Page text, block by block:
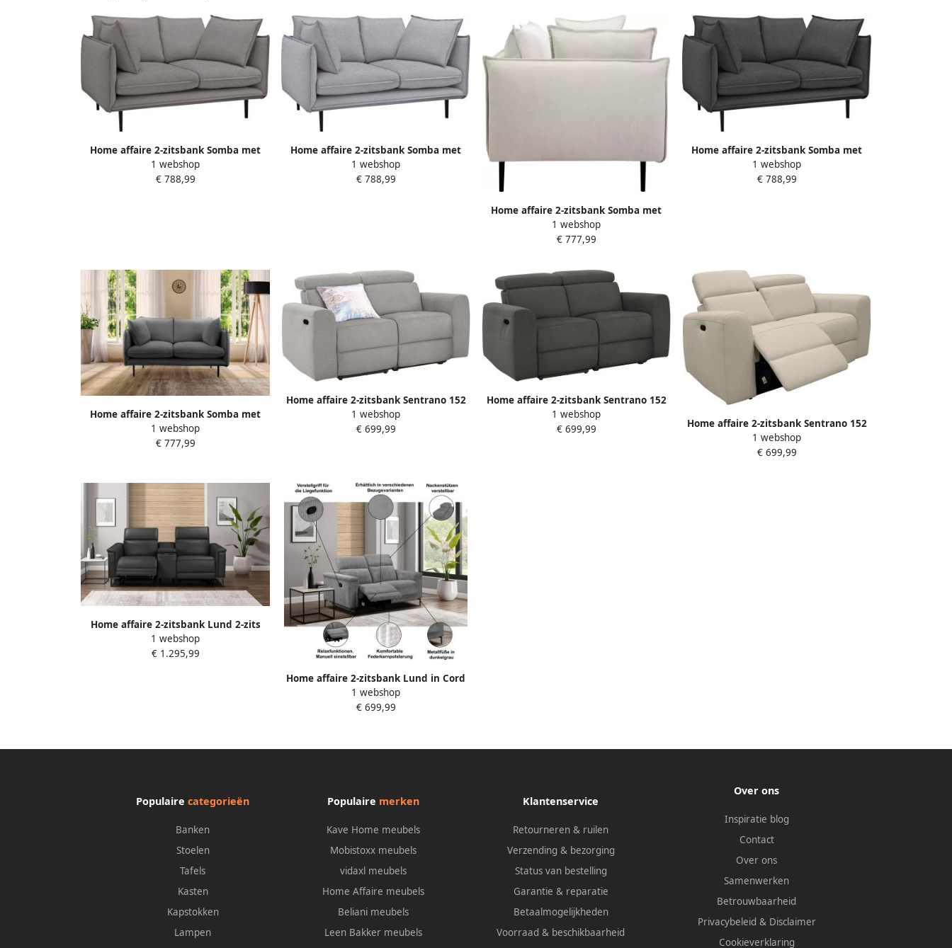
Home affaire 2-zitsbank Somba met
dikke opstaande naad en elegante
look
1 webshop
€ 788,99
Home affaire 2-zitsbank Somba met
dikke opstaande naad en elegante
look
1 webshop
€ 788,99
Home affaire 2-zitsbank Somba met
dikke opstaande naad en elegante
look
1 webshop
€ 777,99
Home affaire 2-zitsbank Somba met
dikke opstaande naad en elegante
look
1 webshop
€ 788,99
Home affaire 2-zitsbank Somba met
dikke opstaande naad en elegante
look
1 webshop
€ 777,99
Home affaire 2-zitsbank Sentrano 152
cm man. of electr. relaxfunctie en usb
kopverstelling
1 webshop
€ 699,99
Home affaire 2-zitsbank Sentrano 152
cm man. of electr. relaxfunctie en usb
kopverstelling
1 webshop
€ 699,99
Home affaire 2-zitsbank Sentrano 152
cm man. of electr. relaxfunctie en usb
kopverstelling
1 webshop
€ 699,99
Home affaire 2-zitsbank Lund 2-zits
bioscoopbank tv-fauteuil multimedia-
sofa USB-A met elektrische of
1 webshop
€ 1.295,99
Home affaire 2-zitsbank Lund in Cord
met handmatige of elektrische
Relaxfunctie USB-C hoofdverstelling
1 webshop
€ 699,99
Populairecategorieën
Banken
Stoelen
Tafels
Kasten
Kapstokken
Lampen
Populaire merken
Kave Home meubels
Mobistoxx meubels
vidaxl meubels
Home Affaire meubels
Beliani meubels
Leen Bakker meubels
Klantenservice
Retourneren & ruilen
Verzending & bezorging
Status van bestelling
Garantie & reparatie
Betaalmogelijkheden
Voorraad & beschikbaarheid
Over ons
Inspiratie blog
Contact
Over ons
Samenwerken
Betrouwbaarheid
Privacybeleid & Disclaimer
Cookieverklaring